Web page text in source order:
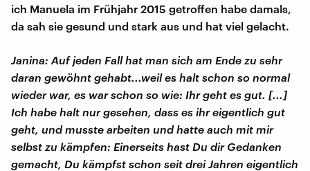
ich Manuela im Frühjahr 2015 getroffen habe damals,
da sah sie gesund und stark aus und hat viel gelacht.
Janina: Auf jeden Fall hat man sich am Ende zu sehr
daran gewöhnt gehabt...weil es halt schon so normal
wieder war, es war schon so wie: Ihr geht es gut. [...]
Ich habe halt nur gesehen, dass es ihr eigentlich gut
geht, und musste arbeiten und hatte auch mit mir
selbst zu kämpfen: Einerseits hast Du dir Gedanken
gemacht, Du kämpfst schon seit drei Jahren eigentlich